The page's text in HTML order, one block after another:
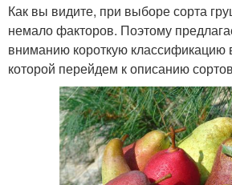
Как вы видите, при выборе сорта
немало факторов. Поэтому
вниманию короткую классификацию
которой перейдем к описанию